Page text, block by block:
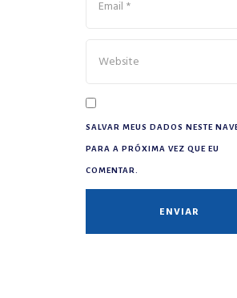
SALVAR MEUS DADOS NESTE
PARA A PRÓXIMA VEZ QUE EU
COMENTAR.